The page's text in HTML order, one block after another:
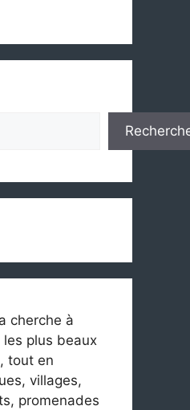
cherche à
plus beaux
tout en
villages,
promenades